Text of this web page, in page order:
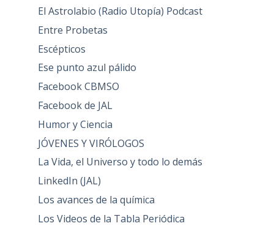
El Astrolabio (Radio Utopía) Podcast
Entre Probetas
Escépticos
Ese punto azul pálido
Facebook CBMSO
Facebook de JAL
Humor y Ciencia
JÓVENES Y VIRÓLOGOS
La Vida, el Universo y todo lo demás
LinkedIn (JAL)
Los avances de la química
Los Videos de la Tabla Periódica